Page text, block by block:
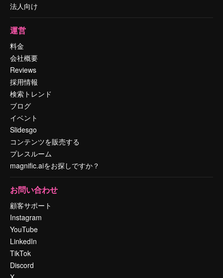
法人向け
運営
料金
会社概要
Reviews
採用情報
検索トレンド
ブログ
イベント
Slidesgo
コンテンツを販売する
プレスルーム
magnific.aiをお探しですか？
お問い合わせ
顧客サポート
Instagram
YouTube
LinkedIn
TikTok
Discord